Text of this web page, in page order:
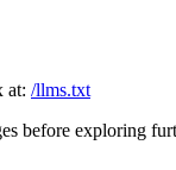
at: /llms.txt
before exploring